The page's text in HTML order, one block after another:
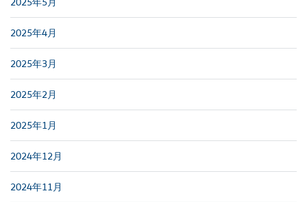
2025年4月
2025年3月
2025年2月
2025年1月
2024年12月
2024年11月